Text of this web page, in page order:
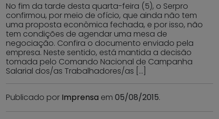
No fim da tarde desta quarta-feira (5), o Serpro
confirmou, por meio de ofício, que ainda não tem
uma proposta econômica fechada, e por isso, não
tem condições de agendar uma mesa de
negociação. Confira o documento enviado pela
empresa. Neste sentido, está mantida a decisão
tomada pelo Comando Nacional de Campanha
Salarial dos/as Trabalhadores/as […]
Publicado por Imprensa em 05/08/2015.